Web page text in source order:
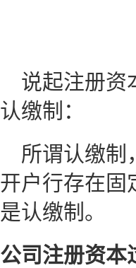
说起注册资
认缴制：
所谓认缴制
开户行存在固
是认缴制。
公司注册资本